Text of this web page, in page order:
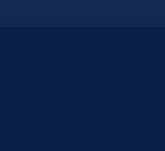
Window